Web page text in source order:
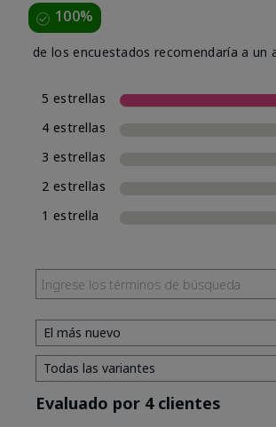
100%
de los encuestados recomendaría a un
5 estrellas
4 estrellas
3 estrellas
2 estrellas
1 estrella
Evaluado por 4 clientes